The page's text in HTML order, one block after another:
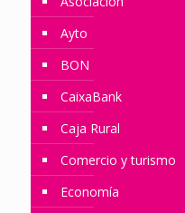
Ayto
BON
CaixaBank
Caja Rural
Comercio y turismo
Economía